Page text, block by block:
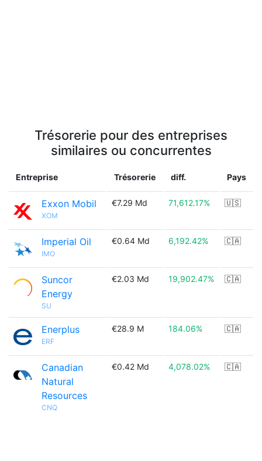
Trésorerie pour des entreprises
similaires ou concurrentes
Entreprise Trésorerie diff. Pays
Exxon Mobil
XOM
€7.29 Md 71,612.17% 🇺🇸
Imperial Oil
IMO
€0.64 Md 6,192.42% 🇨🇦
Suncor
Energy
SU
€2.03 Md 19,902.47% 🇨🇦
Enerplus
ERF
€28.9 M 184.06% 🇨🇦
Canadian
Natural
Resources
CNQ
€0.42 Md 4,078.02% 🇨🇦